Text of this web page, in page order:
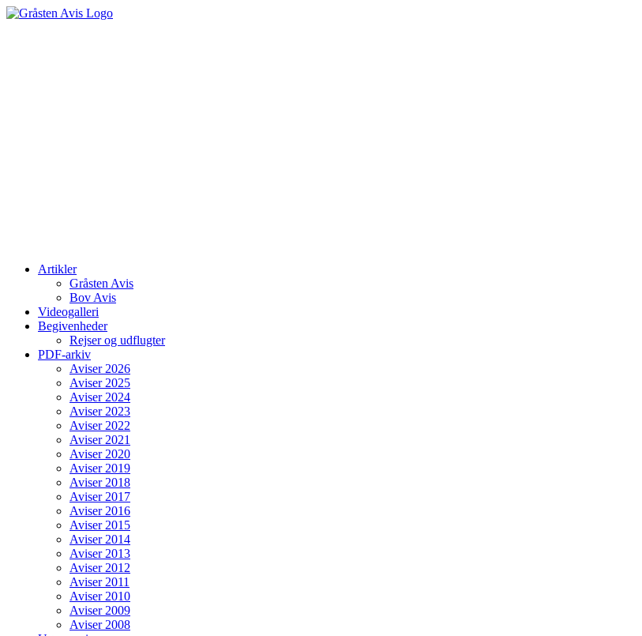
Skip
Artikler
Gråsten Avis
Bov Avis
Videogalleri
Begivenheder
Rejser og udflugter
PDF-arkiv
Aviser 2026
Aviser 2025
Aviser 2024
Aviser 2023
Aviser 2022
Aviser 2021
Aviser 2020
Aviser 2019
Aviser 2018
Aviser 2017
Aviser 2016
Aviser 2015
Aviser 2014
Aviser 2013
Aviser 2012
Aviser 2011
Aviser 2010
Aviser 2009
Aviser 2008